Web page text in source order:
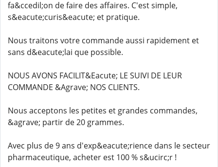
fa&ccedil;on de faire des affaires. C'est simple,
s&eacute;curis&eacute; et pratique.
Nous traitons votre commande aussi rapidement et
sans d&eacute;lai que possible.
NOUS AVONS FACILIT&Eacute; LE SUIVI DE LEUR
COMMANDE &Agrave; NOS CLIENTS.
Nous acceptons les petites et grandes commandes,
&agrave; partir de 20 grammes.
Avec plus de 9 ans d'exp&eacute;rience dans le secteur
pharmaceutique, acheter est 100 % s&ucirc;r !